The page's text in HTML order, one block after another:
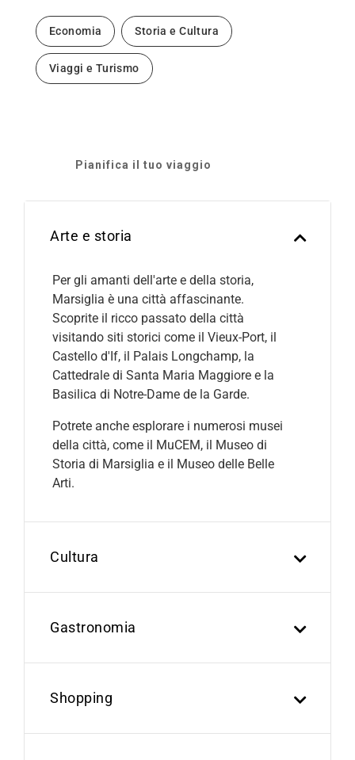
Economia Storia e Cultura
Viaggi e Turismo
Pianifica il tuo viaggio
Arte e storia
Per gli amanti dell'arte e della storia,
Marsiglia è una città affascinante.
Scoprite il ricco passato della città
visitando siti storici come il Vieux-Port, il
Castello d'If, il Palais Longchamp, la
Cattedrale di Santa Maria Maggiore e la
Basilica di Notre-Dame de la Garde.
Potrete anche esplorare i numerosi musei
della città, come il MuCEM, il Museo di
Storia di Marsiglia e il Museo delle Belle
Arti.
Cultura
Gastronomia
Shopping